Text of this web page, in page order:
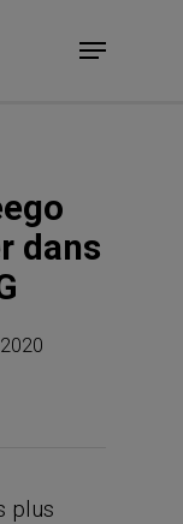
Menu
dans
plus